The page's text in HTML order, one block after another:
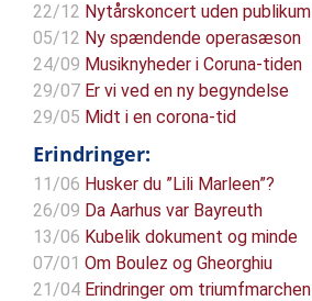
22/12 Nytårskoncert uden publikum
05/12 Ny spændende operasæson
24/09 Musiknyheder i Coruna-tiden
29/07 Er vi ved en ny begyndelse
29/05 Midt i en corona-tid
Erindringer:
11/06 Husker du ”Lili Marleen”?
26/09 Da Aarhus var Bayreuth
13/06 Kubelik dokument og minde
07/01 Om Boulez og Gheorghiu
21/04 Erindringer om triumfmarchen